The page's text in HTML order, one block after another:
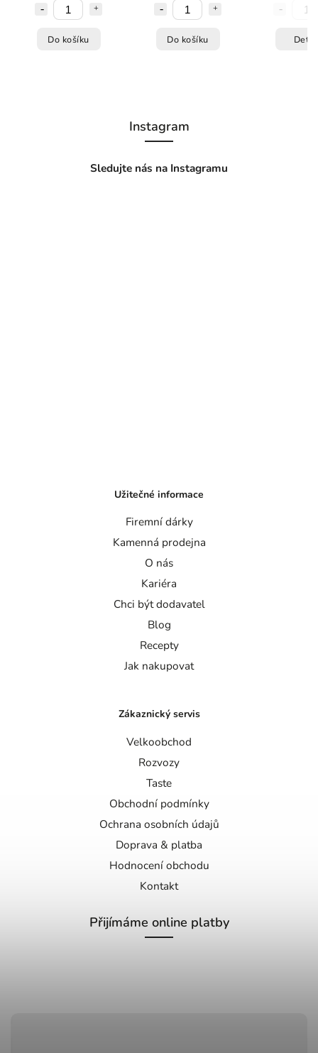
Do košíku Detail Do
Instagram
Sledujte nás na Instagramu
Užitečné informace
Firemní dárky
Kamenná prodejna
O nás
Kariéra
Chci být dodavatel
Blog
Recepty
Jak nakupovat
Zákaznický servis
Velkoobchod
Rozvozy
Taste
Obchodní podmínky
Ochrana osobních údajů
Doprava & platba
Hodnocení obchodu
Kontakt
Přijímáme online platby